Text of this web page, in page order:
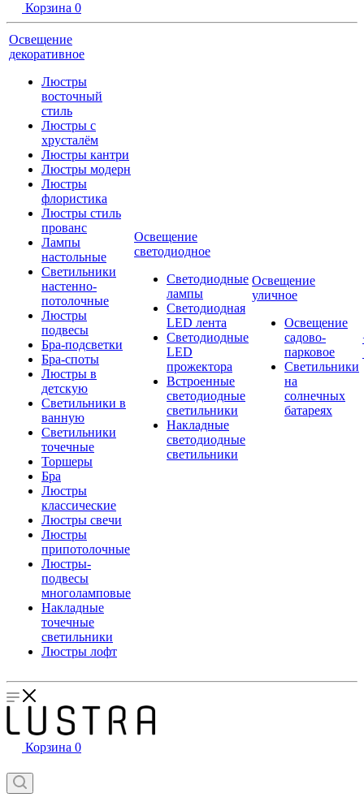
Корзина 0
Освещение
декоративное
Люстры
восточный
стиль
Люстры с
хрусталём
Люстры кантри
Люстры модерн
Люстры
флористика
Люстры стиль
прованс
Лампы
настольные
Светильники
настенно-
потолочные
Люстры
подвесы
Бра-подсветки
Бра-споты
Люстры в
детскую
Светильники в
ванную
Светильники
точечные
Торшеры
Бра
Люстры
классические
Люстры свечи
Люстры
припотолочные
Люстры-
подвесы
многоламповые
Накладные
точечные
светильники
Люстры лофт
Освещение
светодиодное
Светодиодные
лампы
Светодиодная
LED лента
Светодиодные
LED
прожектора
Встроенные
светодиодные
светильники
Накладные
светодиодные
светильники
Освещение
уличное
Освещение
садово-
парковое
Светильники
на
солнечных
батареях
Корзина 0